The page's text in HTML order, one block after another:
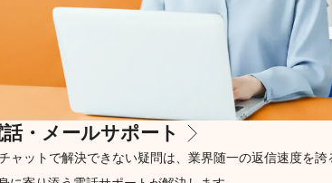
話・メールサポート
ャットで解決できない疑問は、業界随一の返信速度を誇